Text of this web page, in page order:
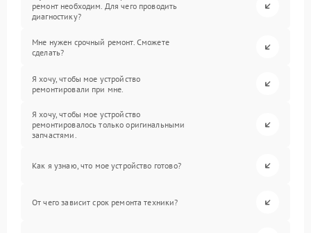
ремонт необходим. Для чего проводить
диагностику?
Мне нужен срочный ремонт. Сможете
сделать?
Я хочу, чтобы мое устройство
ремонтировали при мне.
Я хочу, чтобы мое устройство
ремонтировалось только оригинальными
запчастями.
Как я узнаю, что мое устройство готово?
От чего зависит срок ремонта техники?